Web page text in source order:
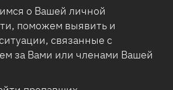
о Вашей личной
поможем выявить и
связанные с
за Вами или членами Вашей